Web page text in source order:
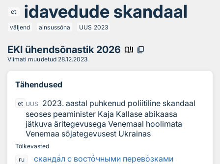
et idavedude skandaal
väljend ainsussõna UUS 2023
EKI ühendsõnastik 2026 book_ribbon content_copy
Viimati muudetud 28.12.2023
Tähendused
et UUS
2023. aastal puhkenud poliitiline skandaal
seoses peaminister Kaja Kallase abikaasa
jätkuva äritegevusega Venemaal hoolimata
Venemaa sõjategevusest Ukrainas
Tõlkevasted
ru
скандал с восточными перевозками